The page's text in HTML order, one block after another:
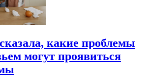
какие проблемы
могут проявиться